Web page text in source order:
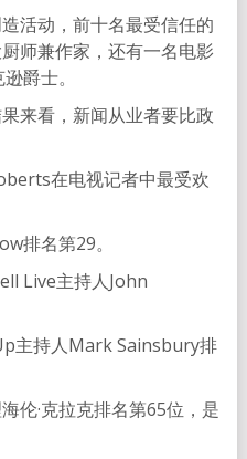
活动，前十名最受信任的
师兼作家，还有一名电影
爵士。
来看，新闻从业者要比政
在电视记者中最受欢
排名第29。
Live主持人John
主持人Mark Sainsbury排
伦·克拉克排名第65位，是